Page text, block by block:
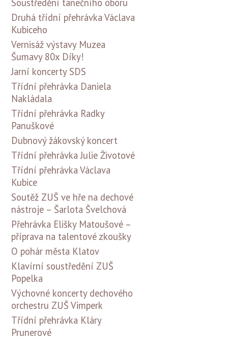
Druhá třídní přehrávka Václava
Kubiceho
Vernisáž výstavy Muzea
Šumavy 80x Díky!
Jarní koncerty SDS
Třídní přehrávka Daniela
Nakládala
Třídní přehrávka Radky
Panuškové
Dubnový žákovský koncert
Třídní přehrávka Julie Životové
Třídní přehrávka Václava
Kubice
Soutěž ZUŠ ve hře na dechové
nástroje – Šarlota Švelchová
Přehrávka Elišky Matoušové –
příprava na talentové zkoušky
O pohár města Klatov
Klavírní soustředění ZUŠ
Popelka
Výchovné koncerty dechového
orchestru ZUŠ Vimperk
Třídní přehrávka Kláry
Prunerové